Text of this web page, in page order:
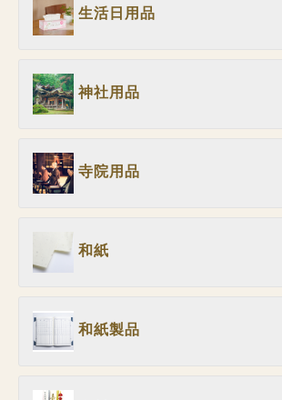
生活日用品
神社用品
寺院用品
和紙
和紙製品